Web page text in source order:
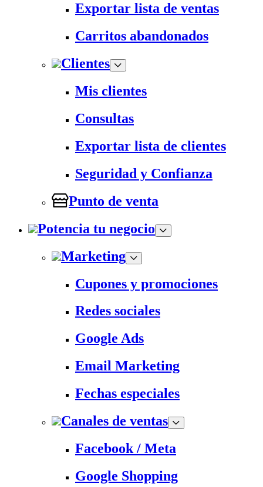
Exportar lista de ventas
Carritos abandonados
Clientes
Mis clientes
Consultas
Exportar lista de clientes
Seguridad y Confianza
Punto de venta
Potencia tu negocio
Marketing
Cupones y promociones
Redes sociales
Google Ads
Email Marketing
Fechas especiales
Canales de ventas
Facebook / Meta
Google Shopping